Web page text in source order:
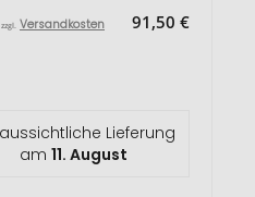
Versandkosten 91,50 €
Lieferung
am11. August